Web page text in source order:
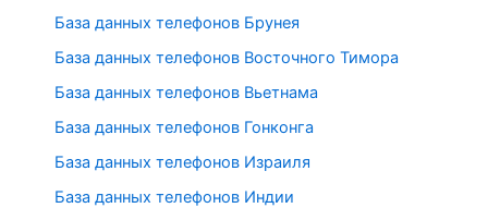
База данных телефонов Брунея
База данных телефонов Восточного Тимора
База данных телефонов Вьетнама
База данных телефонов Гонконга
База данных телефонов Израиля
База данных телефонов Индии